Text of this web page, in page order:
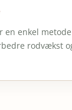
en enkel
rodvækst